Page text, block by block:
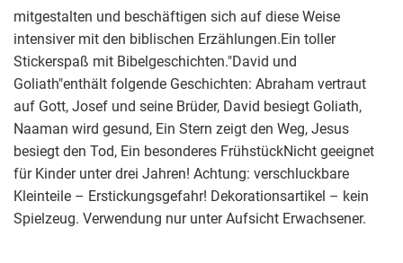
mitgestalten und beschäftigen sich auf diese Weise
intensiver mit den biblischen Erzählungen.Ein toller
Stickerspaß mit Bibelgeschichten."David und
Goliath"enthält folgende Geschichten: Abraham vertraut
auf Gott, Josef und seine Brüder, David besiegt Goliath,
Naaman wird gesund, Ein Stern zeigt den Weg, Jesus
besiegt den Tod, Ein besonderes FrühstückNicht geeignet
für Kinder unter drei Jahren! Achtung: verschluckbare
Kleinteile – Erstickungsgefahr! Dekorationsartikel – kein
Spielzeug. Verwendung nur unter Aufsicht Erwachsener.